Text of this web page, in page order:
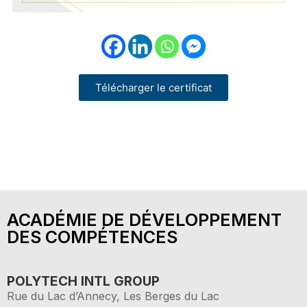
Télécharger le certificat
ACADÉMIE DE DÉVELOPPEMENT
DES COMPÉTENCES
POLYTECH INTL GROUP
Rue du Lac d’Annecy, Les Berges du Lac